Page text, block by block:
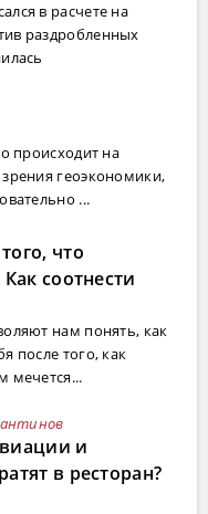
в расчете на
раздробленных
происходит на
геоэкономики,
...
что
соотнести
нам понять, как
после того, как
мечется...
и
в ресторан?